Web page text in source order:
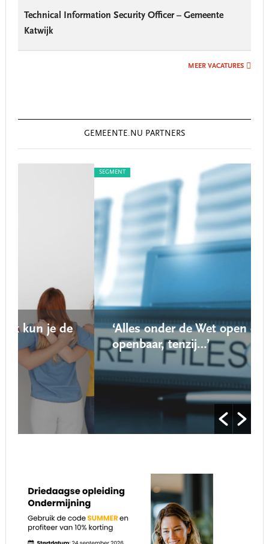
Technical Information Security Officer – Gemeente
Katwijk
MEER VACATURES
GEMEENTE.NU PARTNERS
‘Alles onder de Wet open overheid is
openbaar, tenzij…’